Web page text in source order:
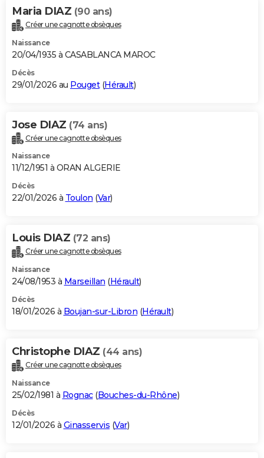
Maria DIAZ (90 ans)
Créer une cagnotte obsèques
Naissance
20/04/1935 à CASABLANCA MAROC
Décès
29/01/2026 au Pouget(Hérault)
Jose DIAZ (74 ans)
Créer une cagnotte obsèques
Naissance
11/12/1951 à ORAN ALGERIE
Décès
22/01/2026 à Toulon (Var)
Louis DIAZ (72 ans)
Créer une cagnotte obsèques
Naissance
24/08/1953 à Marseillan (Hérault)
Décès
18/01/2026 à Boujan-sur-Libron (Hérault)
Christophe DIAZ (44 ans)
Créer une cagnotte obsèques
Naissance
25/02/1981 à Rognac(Bouches-du-Rhône)
Décès
12/01/2026 à Ginasservis (Var)